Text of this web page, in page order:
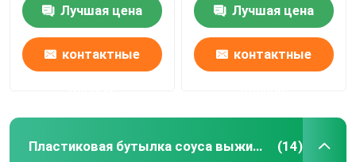
упаковываяЛучшая цена
контактные
таблеткиЛучшая цена
контактные
Пластиковая бутылка соуса выжимкы (14)